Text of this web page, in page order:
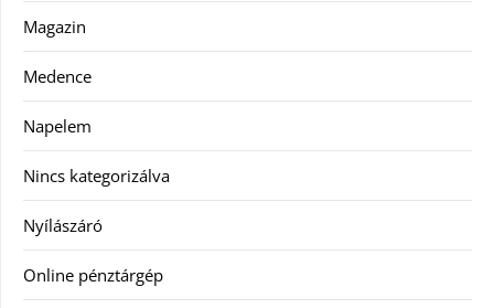
Magazin
Medence
Napelem
Nincs kategorizálva
Nyílászáró
Online pénztárgép